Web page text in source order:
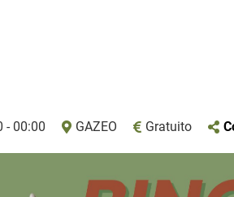
- 00:00 GAZEO Gratuito